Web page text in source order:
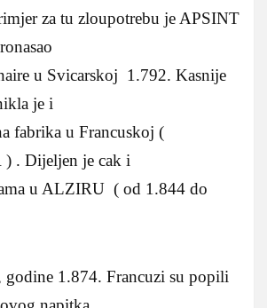
za tu zloupotrebu je APSINT
u Svicarskoj 1.792. Kasnije
je i
fabrika u Francuskoj (
. Dijeljen je cak i
u ALZIRU ( od 1.844 do
godine 1.874. Francuzi su popili